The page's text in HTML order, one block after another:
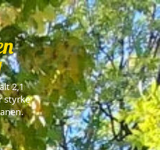
2,1
styrke